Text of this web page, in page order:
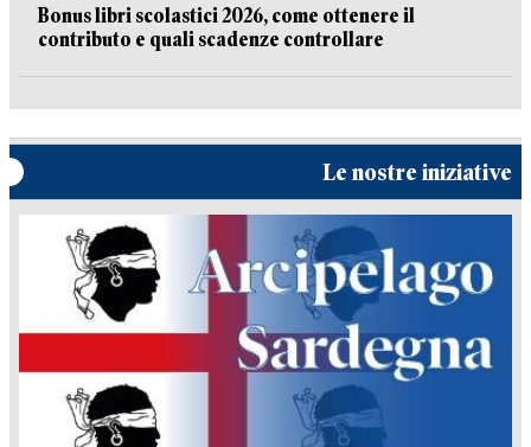
Bonus libri scolastici 2026, come ottenere il
contributo e quali scadenze controllare
Le nostre iniziative